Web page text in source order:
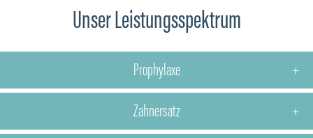
Unser Leistungsspektrum
Prophylaxe
Zahnersatz